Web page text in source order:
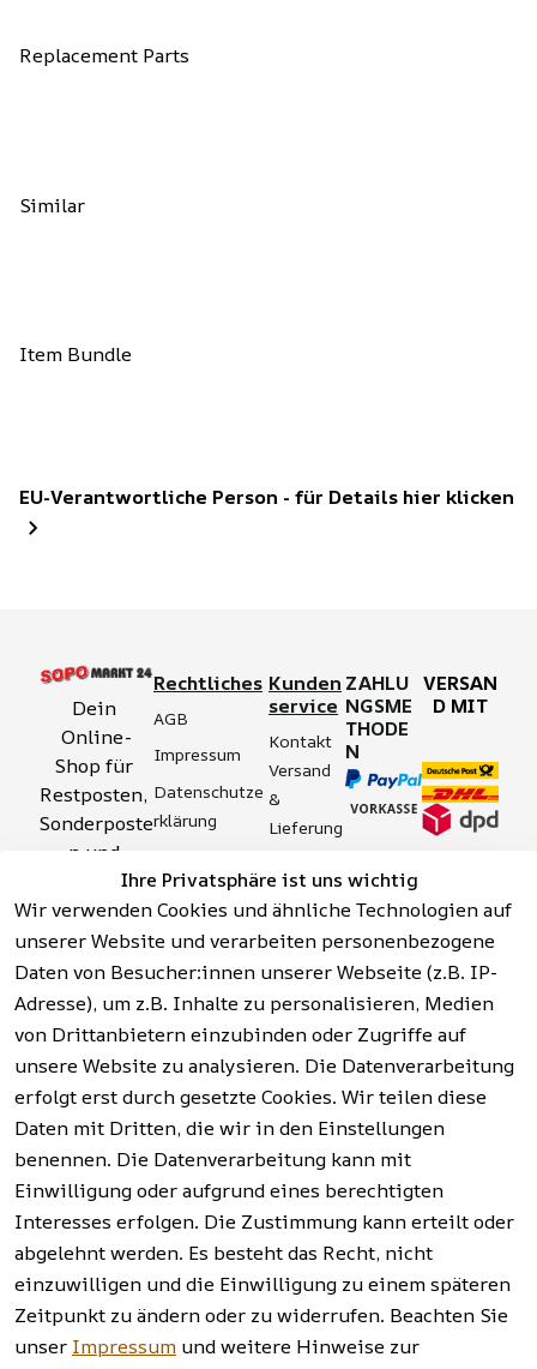
Replacement Parts
Similar
Item Bundle
EU-Verantwortliche Person - für Details hier klicken
Ihre Privatsphäre ist uns wichtig
Wir verwenden Cookies und ähnliche Technologien auf
unserer Website und verarbeiten personenbezogene
Daten von Besucher:innen unserer Webseite (z.B. IP-
Adresse), um z.B. Inhalte zu personalisieren, Medien
von Drittanbietern einzubinden oder Zugriffe auf
unsere Website zu analysieren. Die Datenverarbeitung
erfolgt erst durch gesetzte Cookies. Wir teilen diese
Daten mit Dritten, die wir in den Einstellungen
benennen. Die Datenverarbeitung kann mit
Einwilligung oder aufgrund eines berechtigten
Interesses erfolgen. Die Zustimmung kann erteilt oder
abgelehnt werden. Es besteht das Recht, nicht
einzuwilligen und die Einwilligung zu einem späteren
Zeitpunkt zu ändern oder zu widerrufen. Beachten Sie
unser Impressum und weitere Hinweise zur
Dein
Online-
Shop für
Restposten,
Sonderposte
n und
Aktionsartik
el rund um
Werkzeuge,
Garten,
Haushalt
und mehr.
Vertrag
widerrufen
Rechtliches
AGB
Impressum
Datenschutze
rklärung
tserklärung
Widerrufsrech
t
Hinweise zur
Batterieentso
rgung
Kunden
service
Kontakt
Versand
&
Lieferung
&
Sicherhei
t
Häufige
Fragen
(FAQ)
ZAHLU
NGSME
THODE
N
VERSAN
D MIT
Facebook |
Instagram |
Newsletter
AGB | Impressum |
Datenschutzerklärung |
Barrierefreiheitserklärung |
Widerrufsrecht